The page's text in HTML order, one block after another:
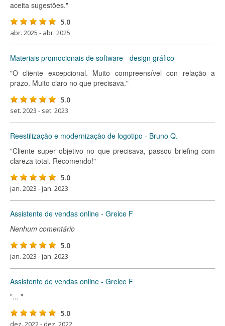
aceita sugestões."
5.0
abr. 2025 - abr. 2025
Materiais promocionais de software - design gráfico
"O cliente excepcional. Muito compreensível con relação a
prazo. Muito claro no que precisava."
5.0
set. 2023 - set. 2023
Reestilização e modernização de logotipo - Bruno Q.
"Cliente super objetivo no que precisava, passou briefing com
clareza total. Recomendo!"
5.0
jan. 2023 - jan. 2023
Assistente de vendas online - Greice F
Nenhum comentário
5.0
jan. 2023 - jan. 2023
Assistente de vendas online - Greice F
"... "
5.0
dez. 2022 - dez. 2022